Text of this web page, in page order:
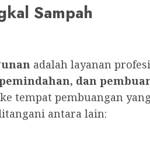
Sampah
adalah layanan
dan
tempat pembuangan yang
antara lain: